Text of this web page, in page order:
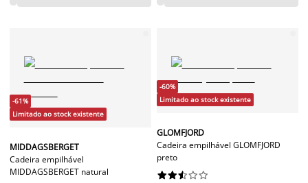
-61%
Limitado ao stock existente
MIDDAGSBERGET
Cadeira empilhável
MIDDAGSBERGET natural
-60%
Limitado ao stock existente
GLOMFJORD
Cadeira empilhável GLOMFJORD
preto





